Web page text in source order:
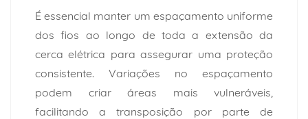
É essencial manter um espaçamento uniforme
dos fios ao longo de toda a extensão da
cerca elétrica para assegurar uma proteção
consistente. Variações no espaçamento
podem criar áreas mais vulneráveis,
facilitando a transposição por parte de